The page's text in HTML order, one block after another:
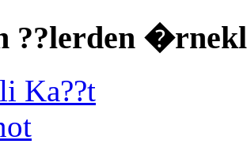
??lerden
Ka??t